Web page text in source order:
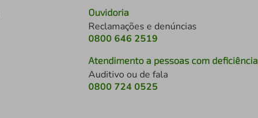
Ouvidoria
Reclamações e denúncias
0800 646 2519
Atendimento a pessoas com deficiência
Auditivo ou de fala
0800 724 0525